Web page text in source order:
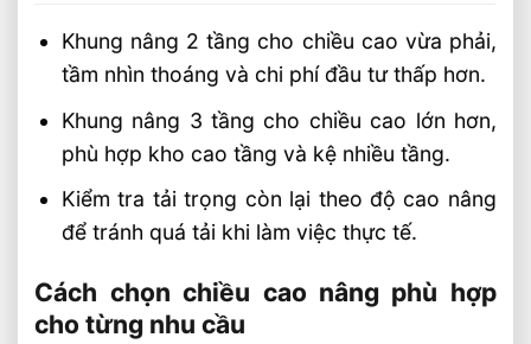
Khung nâng 2 tầng cho chiều cao vừa phải,
tầm nhìn thoáng và chi phí đầu tư thấp hơn.
Khung nâng 3 tầng cho chiều cao lớn hơn,
phù hợp kho cao tầng và kệ nhiều tầng.
Kiểm tra tải trọng còn lại theo độ cao nâng
để tránh quá tải khi làm việc thực tế.
Cách chọn chiều cao nâng phù hợp
cho từng nhu cầu